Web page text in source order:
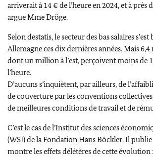
arriverait à 14 € de l’heure en 2024, et à près
argue MmeDröge.
Selon destatis, le secteur des bas salaires
Allemagne ces dix dernières années. Mais
dont un million à l’est, perçoivent moins de
l’heure.
D’aucuns s’inquiètent, par ailleurs, de
de couverture par les conventions
de meilleures conditions de travail et de
C’est le cas de l’Institut des sciences
(WSI) de la FondationHans Böckler. Il
montre les effets délétères de cette évolution